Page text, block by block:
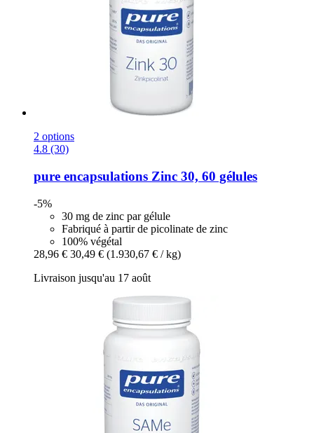
2 options
4.8 (30)
pure encapsulations Zinc 30, 60 gélules
-5%
30 mg de zinc par gélule
Fabriqué à partir de picolinate de zinc
100% végétal
28,96 € 30,49 € (1.930,67 € / kg)
Livraison jusqu'au 17 août